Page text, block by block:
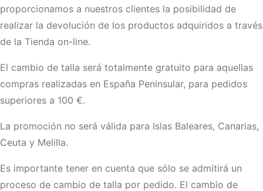
proporcionamos a nuestros clientes la posibilidad de
realizar la devolución de los productos adquiridos a través
de la Tienda on-line.
El cambio de talla será totalmente gratuito para aquellas
compras realizadas en España Peninsular, para pedidos
superiores a 100 €.
La promoción no será válida para Islas Baleares, Canarias,
Ceuta y Melilla.
Es importante tener en cuenta que sólo se admitirá un
proceso de cambio de talla por pedido. El cambio de